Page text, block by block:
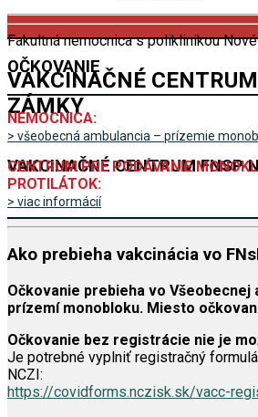
Fakultná nemocnica s poliklinikou
VAKCINAČNÉ
ZÁMKY
VAKCINAČNÉ CENTRUM FNSP
OČKOVANIE
NEMOCNICA:
> všeobecná ambulancia – prízemie
CENTRUM PRE PODÁVANIE
PROTILÁTOK:
> viac informácií
Ako prebieha vakcinácia vo
Očkovanie prebieha vo Všeobecnej
prízemí monobloku. Miesto
Očkovanie bez registrácie nie je
Je potrebné vyplniť registračný
NCZI:
https://covidforms.nczisk.sk/vacc-